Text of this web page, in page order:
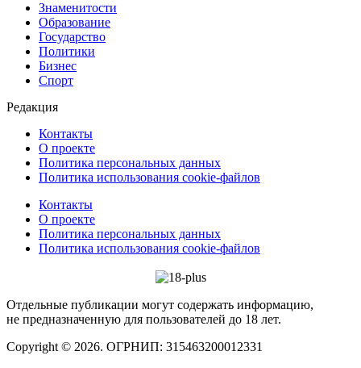
Знаменитости
Образование
Государство
Политики
Бизнес
Спорт
Редакция
Контакты
О проекте
Политика персональных данных
Политика использования cookie-файлов
Контакты
О проекте
Политика персональных данных
Политика использования cookie-файлов
Отдельные публикации могут содержать информацию,
не предназначенную для пользователей до 18 лет.
Copyright © 2026. ОГРНИП: 315463200012331